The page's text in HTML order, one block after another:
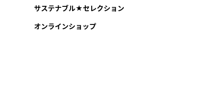
サステナブル★セレクション
オンラインショップ